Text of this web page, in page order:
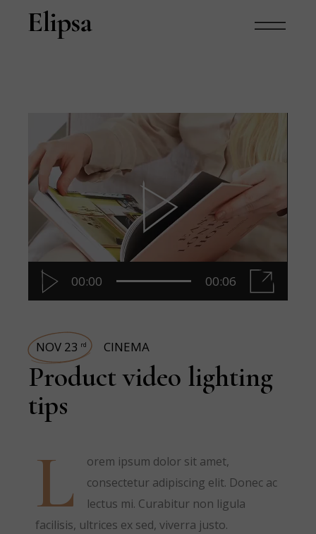
Player
00:00 00:06
NOV 23 rd CINEMA
Product video lighting
tips
L
orem ipsum dolor sit amet,
consectetur adipiscing elit. Donec ac
lectus mi. Curabitur non ligula
facilisis, ultrices ex sed, viverra justo.